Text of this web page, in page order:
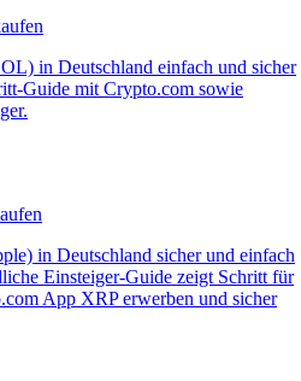
in Deutschland einfach und sicher
Guide mit Crypto.com sowie
in Deutschland sicher und einfach
Einsteiger-Guide zeigt Schritt für
App XRP erwerben und sicher